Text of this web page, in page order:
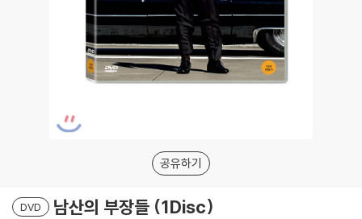
공유하기
DVD 남산의 부장들 (1Disc)